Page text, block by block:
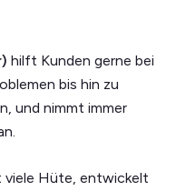
hilft Kunden gerne bei
bis hin zu
und nimmt immer
viele Hüte, entwickelt